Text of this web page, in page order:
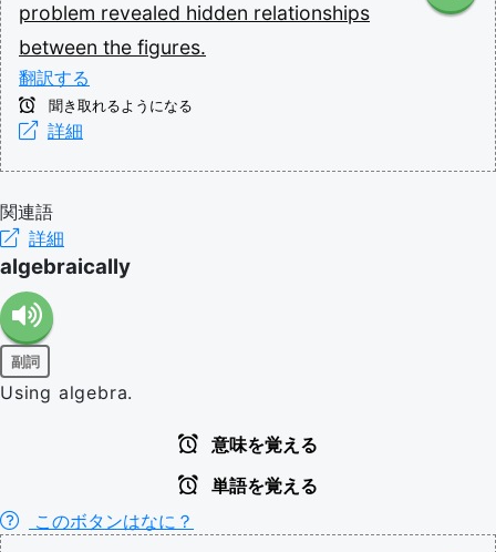
problem revealed hidden relationships
between the figures.
翻訳する
聞き取れるようになる
詳細
関連語
詳細
algebraically
副詞
Using algebra.
意味を覚える
単語を覚える
このボタンはなに？